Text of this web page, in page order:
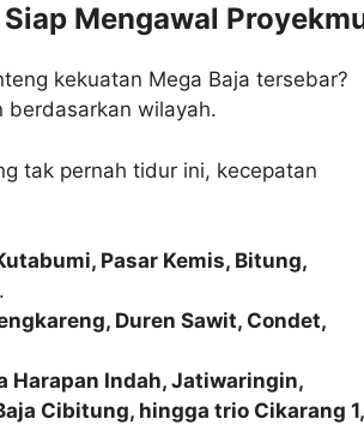
Mengawal
kekuatan Mega Baja tersebar?
berdasarkan wilayah.
tak pernah tidur ini, kecepatan
Pasar Kemis, Bitung,
.
Duren Sawit, Condet,
Harapan Indah, Jatiwaringin,
Cibitung, hingga trio Cikarang 1,